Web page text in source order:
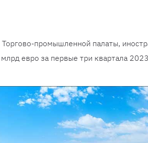
Торгово-промышленной палаты,
евро за первые три квартала